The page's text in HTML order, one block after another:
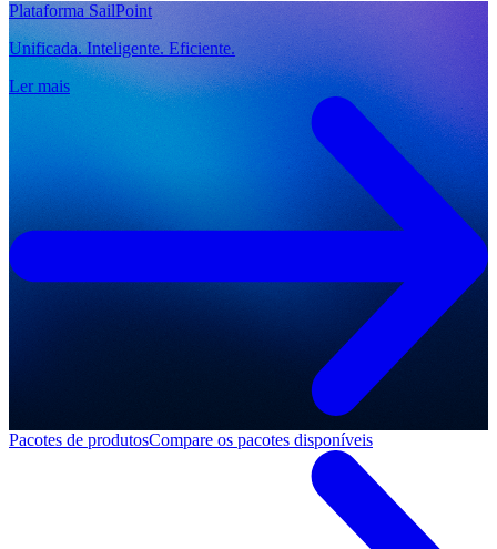
Plataforma SailPoint
Unificada. Inteligente. Eficiente.
Ler mais
Pacotes de produtosCompare os pacotes disponíveis